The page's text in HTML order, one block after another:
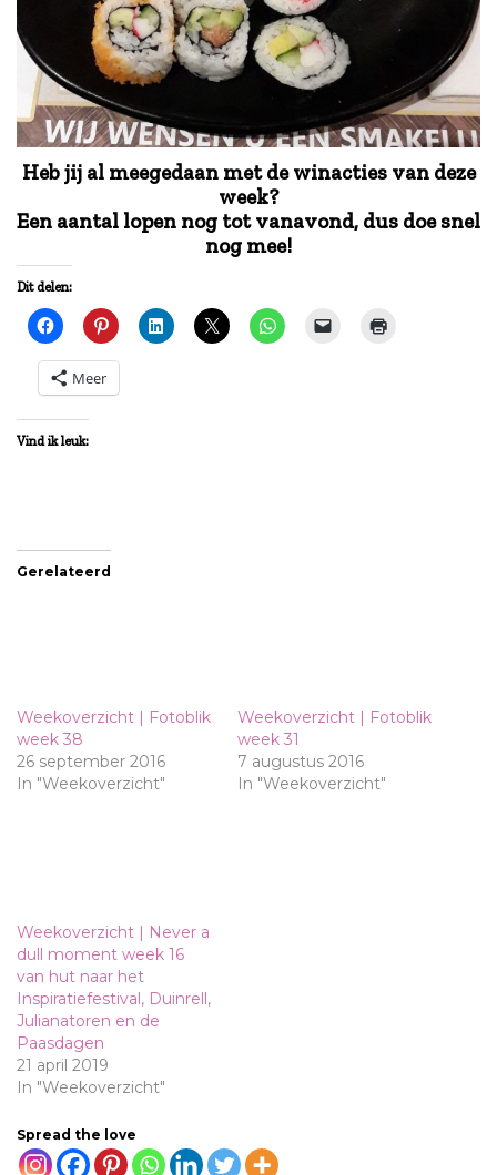
Heb jij al meegedaan met de winacties van deze
week?
Een aantal lopen nog tot vanavond, dus doe snel
nog mee!
Dit delen:
Meer
Vind ik leuk:
Gerelateerd
Weekoverzicht | Fotoblik
week 38
26 september 2016
In "Weekoverzicht"
Weekoverzicht | Fotoblik
week 31
7 augustus 2016
In "Weekoverzicht"
Weekoverzicht | Never a
dull moment week 16
van hut naar het
Inspiratiefestival, Duinrell,
Julianatoren en de
Paasdagen
21 april 2019
In "Weekoverzicht"
Spread the love